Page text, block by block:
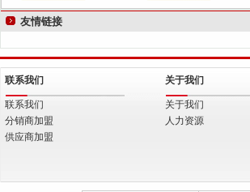
友情链接
联系我们
联系我们
分销商加盟
供应商加盟
关于我们
关于我们
人力资源